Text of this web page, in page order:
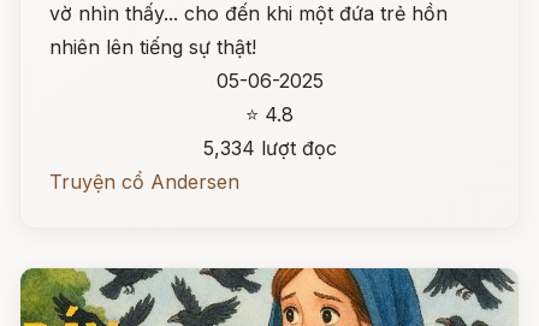
vờ nhìn thấy... cho đến khi một đứa trẻ hồn
nhiên lên tiếng sự thật!
05-06-2025
⭐ 4.8
5,334 lượt đọc
Truyện cổ Andersen